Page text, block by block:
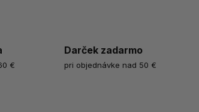
€
Darček zadarmo
pri objednávke nad 50 €